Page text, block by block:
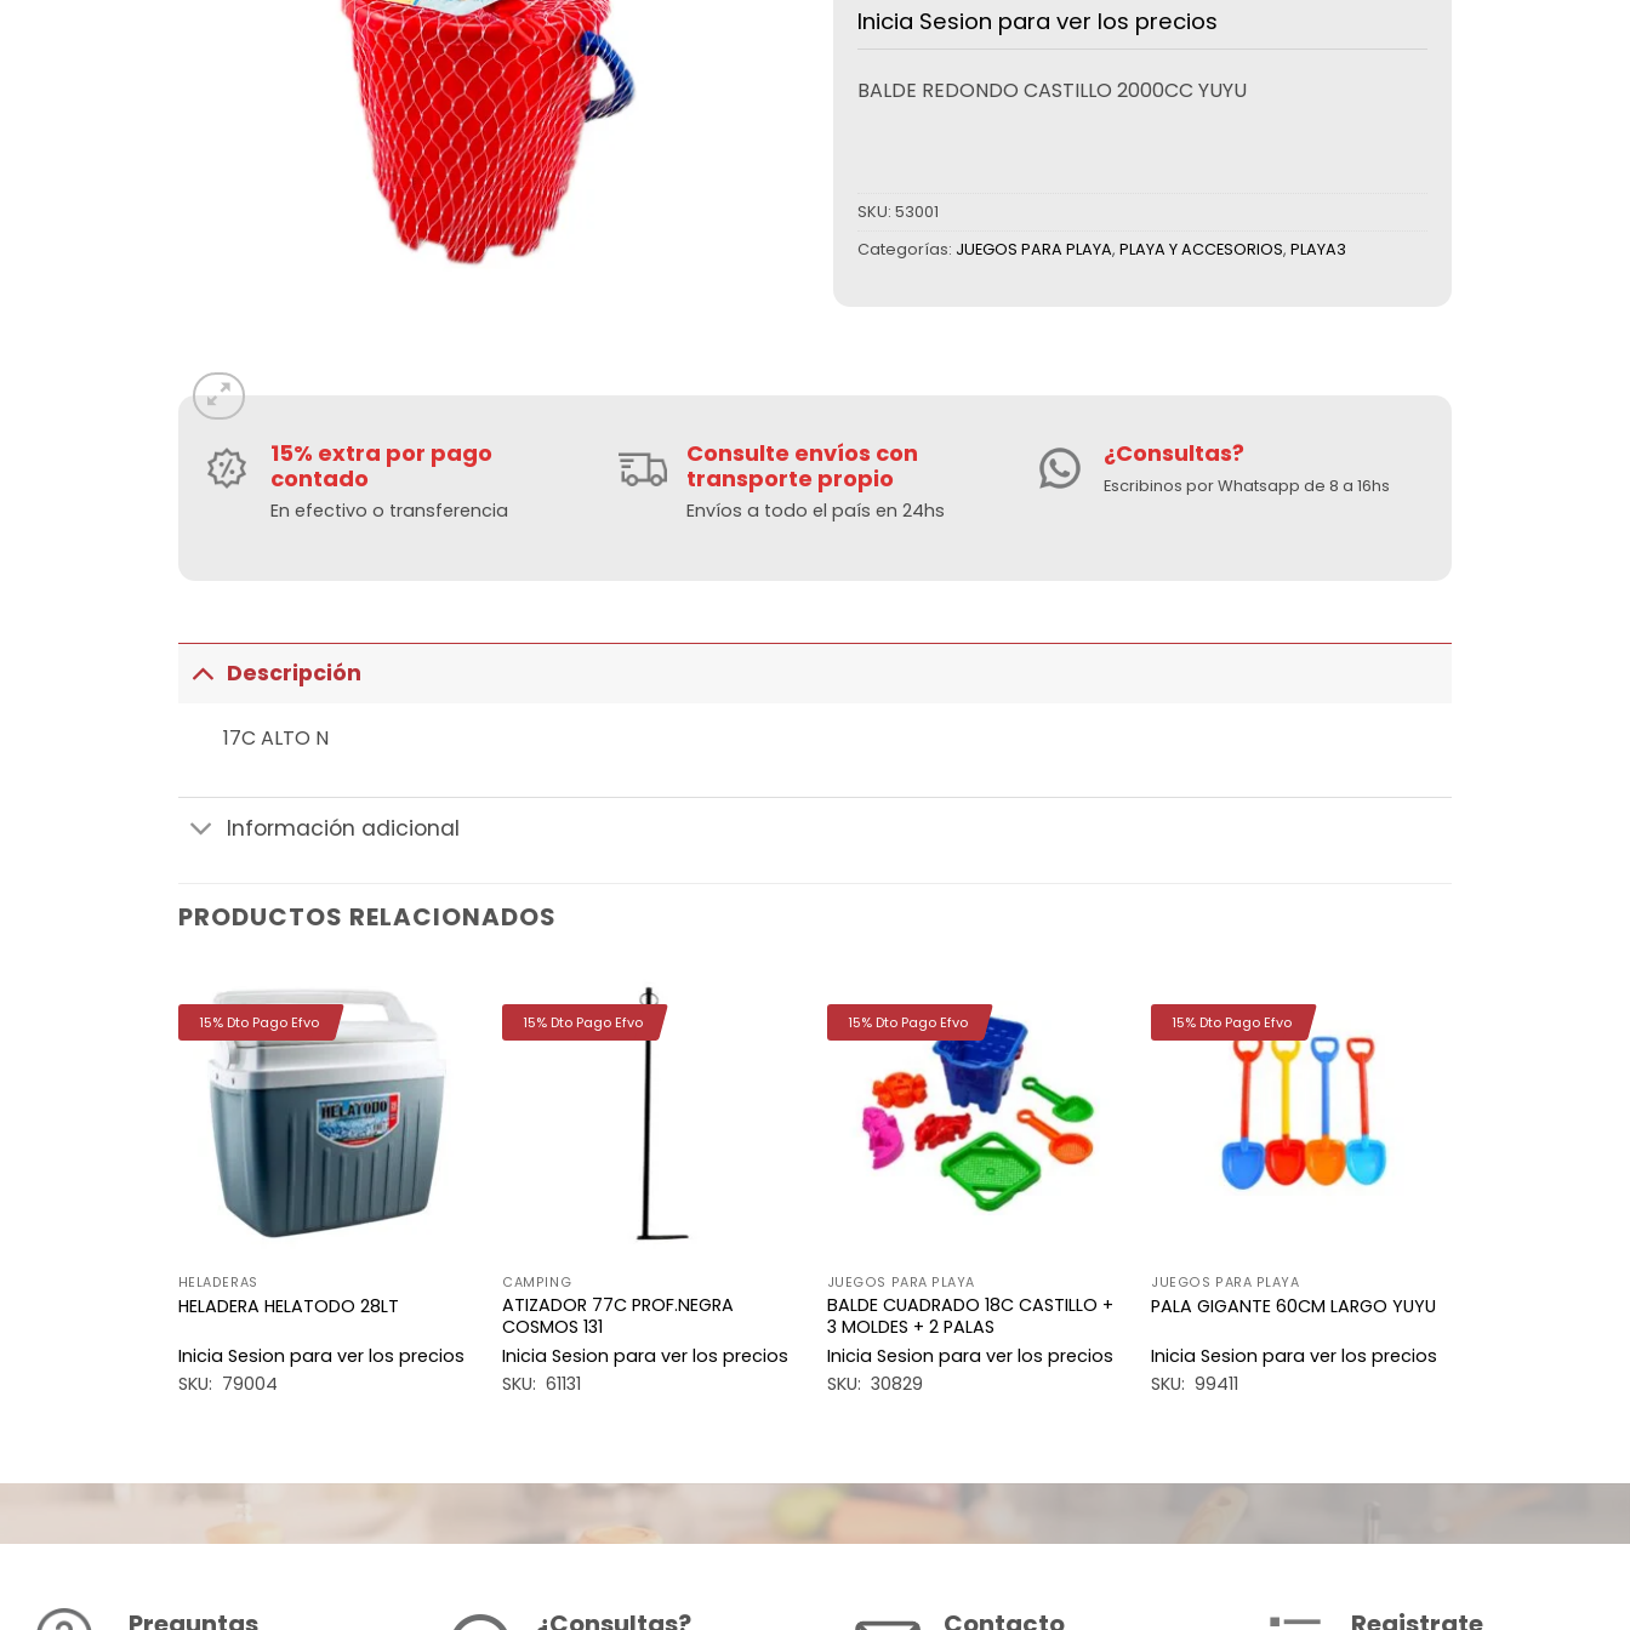
Inicia Sesion para ver los precios
BALDE REDONDO CASTILLO 2000CC YUYU
SKU: 53001
Categorías: JUEGOS PARA PLAYA, PLAYA Y ACCESORIOS, PLAYA3
15% extra por pago
contado
En efectivo o transferencia
Consulte envíos con
transporte propio
Envíos a todo el país en 24hs
¿Consultas?
Escribinos por Whatsapp de 8 a 16hs
Descripción
17C ALTO N
Información adicional
PRODUCTOS RELACIONADOS
Añadir
a la
deseos
HELADERAS
HELADERA HELATODO 28LT
Inicia Sesion para ver los precios
SKU: 79004
15% Dto Pago Efvo
CAMPING
ATIZADOR 77C PROF.NEGRA
COSMOS 131
Inicia Sesion para ver los precios
SKU: 61131
15% Dto Pago Efvo
JUEGOS PARA PLAYA
BALDE CUADRADO 18C CASTILLO +
3 MOLDES + 2 PALAS
Inicia Sesion para ver los precios
SKU: 30829
15% Dto Pago Efvo
JUEGOS PARA PLAYA
PALA GIGANTE 60CM LARGO YUYU
Inicia Sesion para ver los precios
SKU: 99411
15% Dto Pago Efvo